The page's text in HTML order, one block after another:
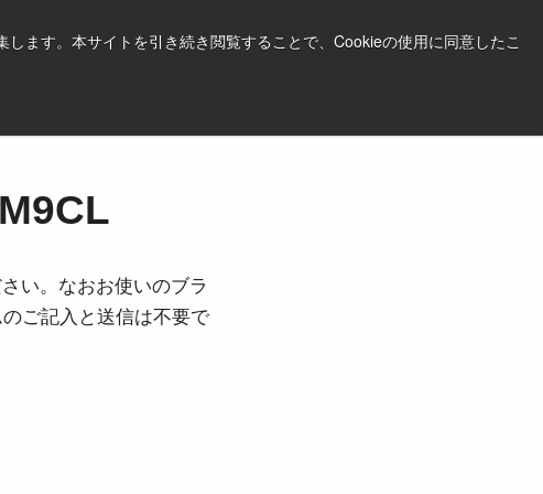
ます。本サイトを引き続き閲覧することで、Cookieの使用に同意したこ
い。なおお使いのブラ
ご記入と送信は不要で